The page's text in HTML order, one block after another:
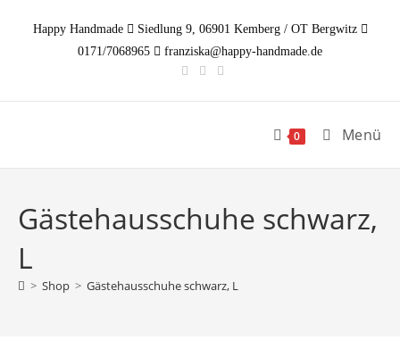
InhaltHappy Handmade
Siedlung 9, 06901 Kemberg / OT Bergwitz
0171/7068965
franziska@happy-handmade.de
0 Menü
Gästehausschuhe schwarz,
L
> Shop > Gästehausschuhe schwarz, L